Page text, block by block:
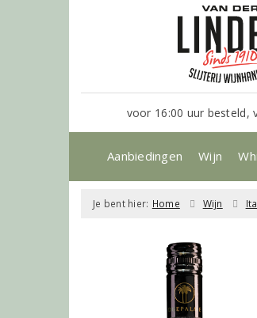
voor 16:00 uur besteld,
Aanbiedingen Wijn
Je bent hier: Home Wijn